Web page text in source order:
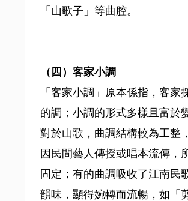
「山歌子」等曲腔。
（四）客家小調
「客家小調」原本係指，客家
的調；小調的形式多樣且富於
對於山歌，曲調結構較為工整
因民間藝人傳授或唱本流傳，
固定；有的曲調吸收了江南民
韻味，顯得婉轉而流暢，如「